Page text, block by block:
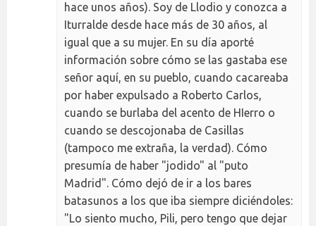
hace unos años). Soy de Llodio y conozca a
Iturralde desde hace más de 30 años, al
igual que a su mujer. En su día aporté
información sobre cómo se las gastaba ese
señor aquí, en su pueblo, cuando cacareaba
por haber expulsado a Roberto Carlos,
cuando se burlaba del acento de HIerro o
cuando se descojonaba de Casillas
(tampoco me extraña, la verdad). Cómo
presumía de haber "jodido" al "puto
Madrid". Cómo dejó de ir a los bares
batasunos a los que iba siempre diciéndoles:
"Lo siento mucho, Pili, pero tengo que dejar